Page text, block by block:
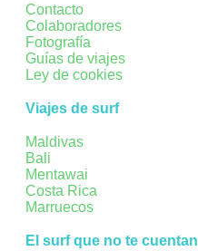
Contacto
Colaboradores
Fotografía
Guías de viajes
Ley de cookies
Viajes de surf
Maldivas
Bali
Mentawai
Costa Rica
Marruecos
El surf que no te cuentan